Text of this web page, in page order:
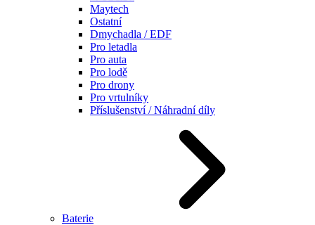
Maytech
Ostatní
Dmychadla / EDF
Pro letadla
Pro auta
Pro lodě
Pro drony
Pro vrtulníky
Příslušenství / Náhradní díly
Baterie